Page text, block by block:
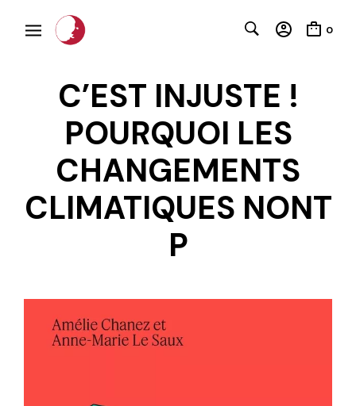
0
C’EST INJUSTE !
POURQUOI LES
CHANGEMENTS
CLIMATIQUES NONT
P